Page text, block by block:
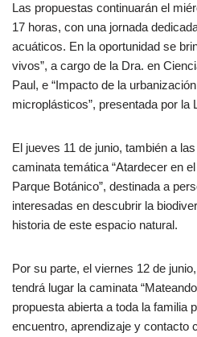
Las propuestas continuarán el
17 horas, con una jornada
acuáticos. En la oportunidad se
vivos”, a cargo de la Dra. en
Paul, e “Impacto de la
microplásticos”, presentada por la
El jueves 11 de junio, también a
caminata temática “Atardecer en
Parque Botánico”, destinada a
interesadas en descubrir la
historia de este espacio natural.
Por su parte, el viernes 12 de
tendrá lugar la caminata
propuesta abierta a toda la familia
encuentro, aprendizaje y contacto